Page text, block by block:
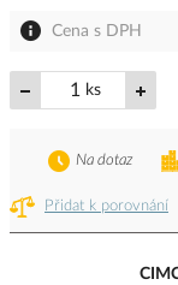
Cena s DPH
ks
Přidat k porovnání
Na dotaz